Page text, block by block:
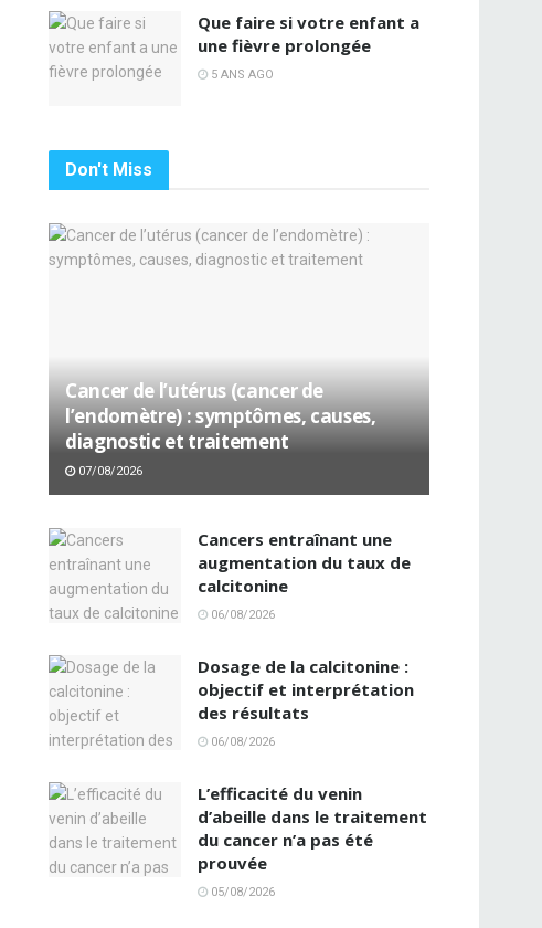
Que faire si votre enfant a
une fièvre prolongée
5 ANS AGO
Don't Miss
Cancer de l’utérus (cancer de
l’endomètre) : symptômes, causes,
diagnostic et traitement
07/08/2026
Cancers entraînant une
augmentation du taux de
calcitonine
06/08/2026
Dosage de la calcitonine :
objectif et interprétation
des résultats
06/08/2026
L’efficacité du venin
d’abeille dans le traitement
du cancer n’a pas été
prouvée
05/08/2026